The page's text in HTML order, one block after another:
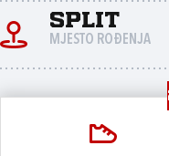
Split
MJESTO ROĐENJA